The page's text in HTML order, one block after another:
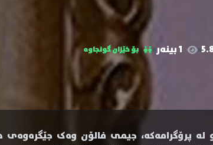
1 بینەر بۆ خێزان گونجاوە
لە پرۆگرامەکە، جیمی فالۆن وەک